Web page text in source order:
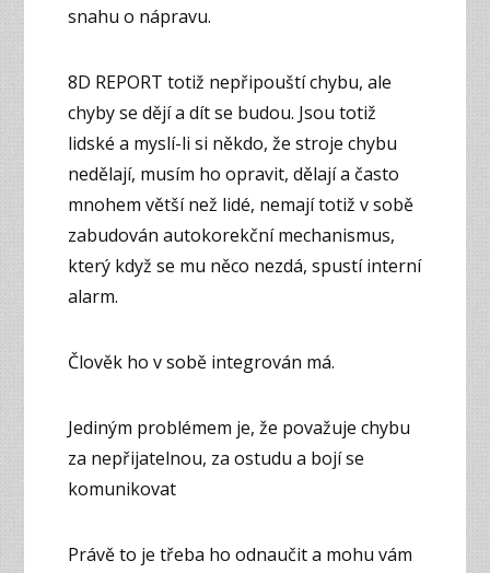
snahu o nápravu.
8D REPORT totiž nepřipouští chybu, ale
chyby se dějí a dít se budou. Jsou totiž
lidské a myslí-li si někdo, že stroje chybu
nedělají, musím ho opravit, dělají a často
mnohem větší než lidé, nemají totiž v sobě
zabudován autokorekční mechanismus,
který když se mu něco nezdá, spustí interní
alarm.
Člověk ho v sobě integrován má.
Jediným problémem je, že považuje chybu
za nepřijatelnou, za ostudu a bojí se
komunikovat
Právě to je třeba ho odnaučit a mohu vám